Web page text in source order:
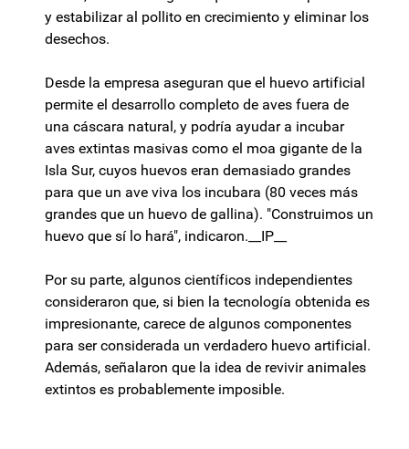
y estabilizar al pollito en crecimiento y eliminar los
desechos.
Desde la empresa aseguran que el huevo artificial
permite el desarrollo completo de aves fuera de
una cáscara natural, y podría ayudar a incubar
aves extintas masivas como el moa gigante de la
Isla Sur, cuyos huevos eran demasiado grandes
para que un ave viva los incubara (80 veces más
grandes que un huevo de gallina). "Construimos un
huevo que sí lo hará", indicaron.__IP__
Por su parte, algunos científicos independientes
consideraron que, si bien la tecnología obtenida es
impresionante, carece de algunos componentes
para ser considerada un verdadero huevo artificial.
Además, señalaron que la idea de revivir animales
extintos es probablemente imposible.